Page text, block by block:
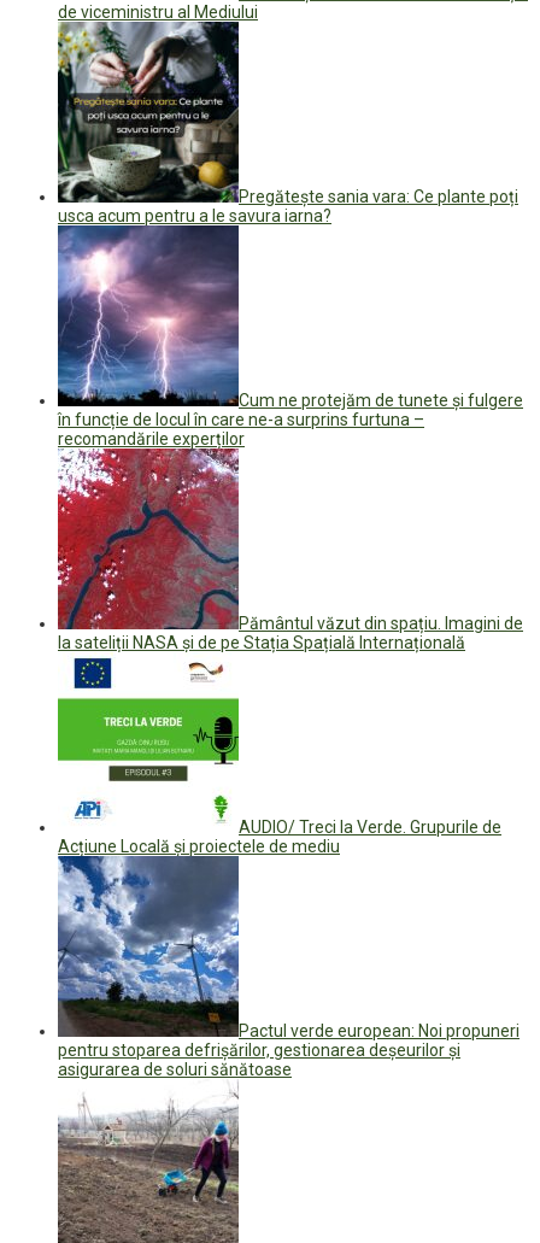
de viceministru al Mediului
Pregătește sania vara: Ce plante poți
usca acum pentru a le savura iarna?
Cum ne protejăm de tunete și fulgere
în funcție de locul în care ne-a surprins furtuna –
recomandările experților
Pământul văzut din spațiu. Imagini de
la sateliții NASA și de pe Stația Spațială Internațională
AUDIO/ Treci la Verde. Grupurile de
Acțiune Locală și proiectele de mediu
Pactul verde european: Noi propuneri
pentru stoparea defrișărilor, gestionarea deșeurilor și
asigurarea de soluri sănătoase